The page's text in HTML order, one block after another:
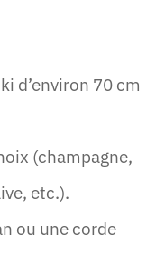
d’environ 70 cm
(champagne,
etc.).
ou une corde